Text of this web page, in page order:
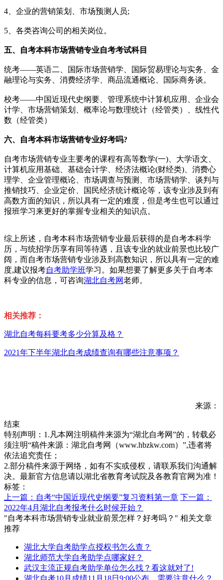
4、企业的营销策划、市场预测人员;
5、各类咨询公司的相关岗位。
五、 自考本科市场营销专业自考考试科目
统考——英语二、国际市场营销学、国际贸易理论与实务、金
融理论与实务、消费经济学、商品流通概论、国际商务谈。
校考——中国近现代史纲要、管理系统中计算机应用、企业会
计学、市场营销策划、概率论与数理统计（经管类）、线性代
数（经管类）
六、 自考本科市场营销专业好考吗?
自考市场营销专业主要考的课程有高等数学(一)、大学语文、
计算机应用基础、基础会计学、经济法概论(财经类)、消费心
理学、企业管理概论、市场调查与预测、市场营销学、谈判与
推销技巧、企业定价、国民经济统计概论等，该专业涉及到有
高数方面的知识，所以具有一定的难度，但是考生也可以通过
报班学习来更好的掌握专业相关的知识点。
综上所述，自考本科市场营销专业最后获得的是自考本科学
历，与统招学历享有同等待遇，且该专业的就业前景也比较广
阔，而自考市场营销专业涉及到高数知识，所以具有一定的难
度,建议报考自考助学班学习。如果想要了解更多关于自考本
科专业的信息，可咨询湖北自考网老师。
相关推荐：
湖北自考每科要考多少分算及格？
2021年下半年湖北自考成绩查询有哪些注意事项？
来源：
结束
特别声明：1.凡本网注明稿件来源为“湖北自考网”的，转载必
须注明“稿件来源：湖北自考网（www.hbzkw.com）”,违者将
依法追究责任；
2.部分稿件来源于网络，如有不实或侵权，请联系我们沟通解
决。最新官方信息请以湖北省教育考试院及各教育官网为准！
标签：
上一篇：自考“中国近现代史纲要”复习资料第一章 下一篇：
2022年4月湖北自考报考什么时候开始？
"自考本科市场营销专业就业前景怎样？好考吗？" 相关文章
推荐
湖北大学自考助学点授权书怎么查？
湖北师范大学自考助学点哪家好？
武汉主流正规自考助学单位怎么找？看这就对了!
湖北自考10月成绩11月18日9:00公布，需要注意什么？